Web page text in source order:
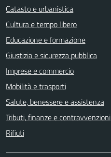
Catasto e urbanistica
Cultura e tempo libero
Educazione e formazione
Giustizia e sicurezza pubblica
Imprese e commercio
Mobilità e trasporti
Salute, benessere e assistenza
Tributi, finanze e contravvenzioni
Rifiuti